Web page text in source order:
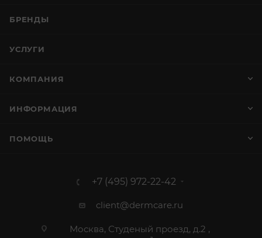
БРЕНДЫ
УСЛУГИ
КОМПАНИЯ
ИНФОРМАЦИЯ
ПОМОЩЬ
+7 (495) 972-22-42
client@dermcare.ru
Москва, Студеный проезд, д.2 ,